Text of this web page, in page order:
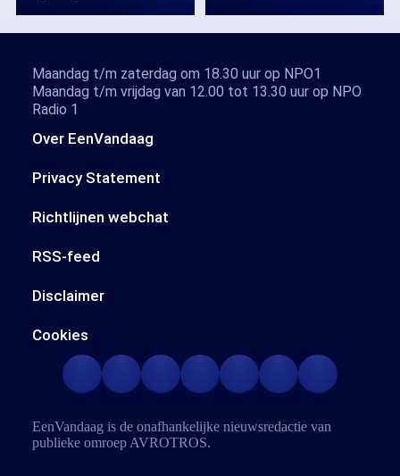
Over EenVandaag
Privacy Statement
Richtlijnen webchat
RSS-feed
Disclaimer
Cookies
Maandag t/m zaterdag om 18.30 uur op NPO1
Maandag t/m vrijdag van 12.00 tot 13.30 uur op NPO
Radio 1
EenVandaag is de onafhankelijke nieuwsredactie van
publieke omroep AVROTROS.